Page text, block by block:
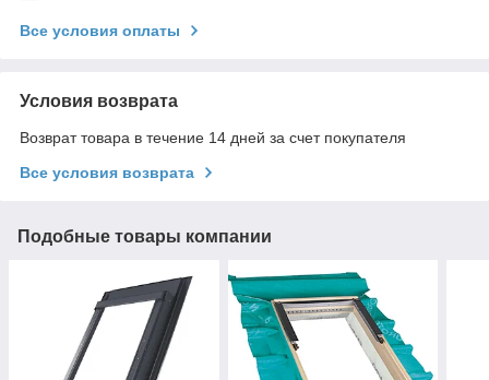
Все условия оплаты
Условия возврата
Возврат товара в течение 14 дней за счет покупателя
Все условия возврата
Подобные товары компании